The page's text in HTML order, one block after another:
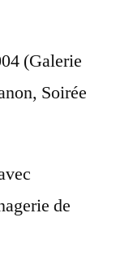
(Galerie
Soirée
de